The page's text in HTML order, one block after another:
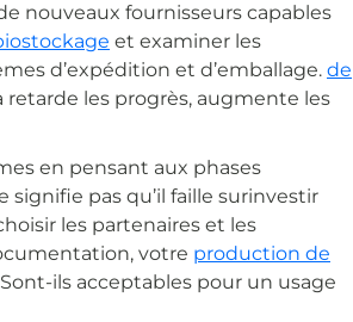
nouveaux fournisseurs capables
et examiner les
d’expédition et d’emballage. de
retarde les progrès, augmente les
en pensant aux phases
pas qu’il faille surinvestir
les partenaires et les
votre production de
Sont-ils acceptables pour un usage